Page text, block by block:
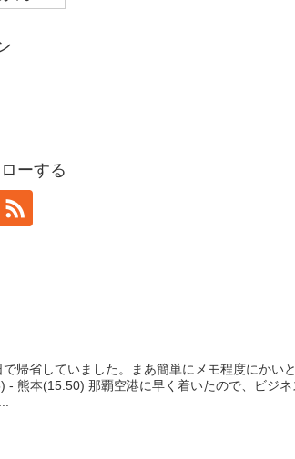
ーする
帰省していました。まあ簡単にメモ程度にかい
熊本(15:50) 那覇空港に早く着いたので、ビジネ